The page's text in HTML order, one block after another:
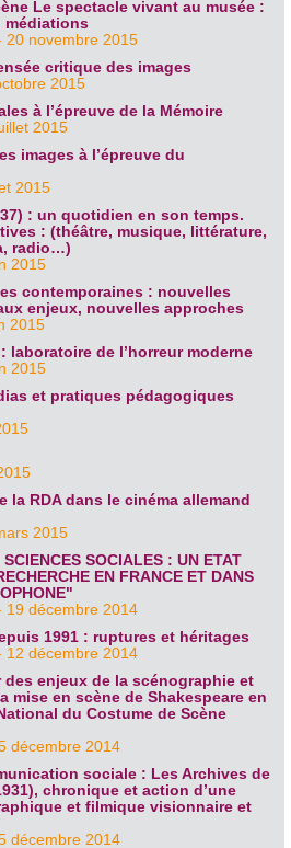
Le spectacle vivant au musée :
médiations
20 novembre 2015
critique des images
2015
à l’épreuve de la Mémoire
2015
images à l’épreuve du
2015
: un quotidien en son temps.
: (théâtre, musique, littérature,
radio…)
2015
contemporaines : nouvelles
enjeux, nouvelles approches
2015
laboratoire de l’horreur moderne
2015
et pratiques pédagogiques
la RDA dans le cinéma allemand
2015
SOCIALES : UN ETAT
EN FRANCE ET DANS
19 décembre 2014
1991 : ruptures et héritages
12 décembre 2014
des enjeux de la scénographie et
mise en scène de Shakespeare en
du Costume de Scène
décembre 2014
sociale : Les Archives de
chronique et action d’une
et filmique visionnaire et
décembre 2014